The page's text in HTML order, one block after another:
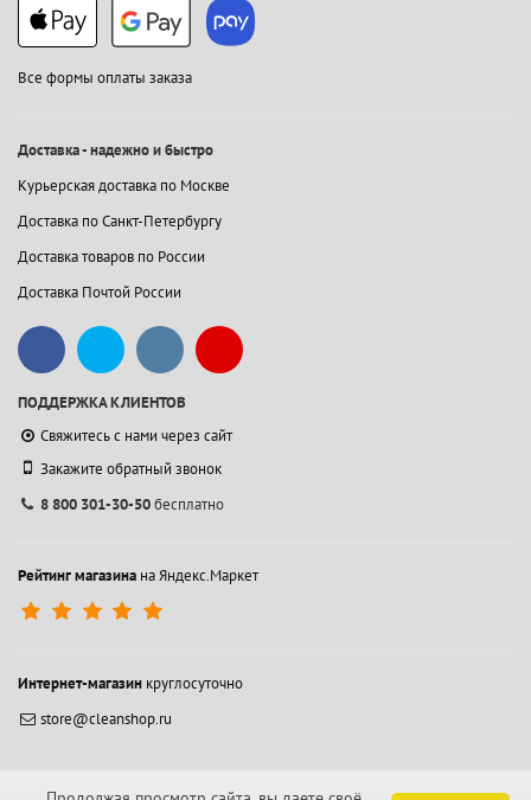
Все формы оплаты заказа
Доставка - надежно и быстро
Курьерская доставка по Москве
Доставка по Санкт-Петербургу
Доставка товаров по России
Доставка Почтой России
ПОДДЕРЖКА КЛИЕНТОВ
Свяжитесь с нами через сайт
Закажите обратный звонок
8 800 301-30-50бесплатно
Рейтинг магазина на Яндекс.Маркет
Интернет-магазин круглосуточно
store@cleanshop.ru